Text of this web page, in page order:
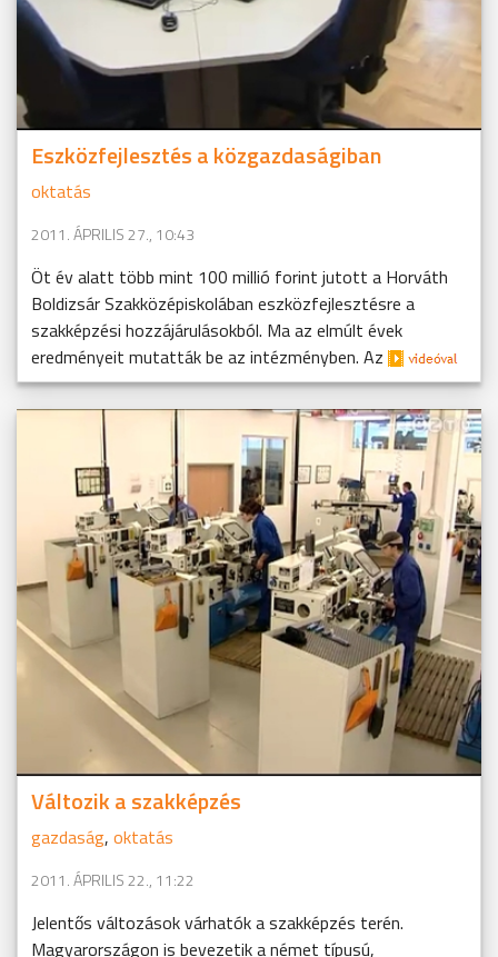
Eszközfejlesztés a közgazdaságiban
oktatás
2011. ÁPRILIS 27., 10:43
Öt év alatt több mint 100 millió forint jutott a Horváth
Boldizsár Szakközépiskolában eszközfejlesztésre a
szakképzési hozzájárulásokból. Ma az elmúlt évek
eredményeit mutatták be az intézményben. Az
Változik a szakképzés
gazdaság, oktatás
2011. ÁPRILIS 22., 11:22
Jelentős változások várhatók a szakképzés terén.
Magyarországon is bevezetik a német típusú,